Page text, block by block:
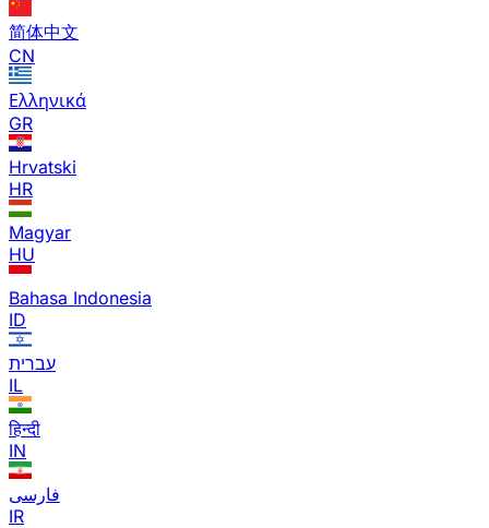
简体中文
CN
Ελληνικά
GR
Hrvatski
HR
Magyar
HU
Bahasa Indonesia
ID
עברית
IL
हिन्दी
IN
فارسی
IR